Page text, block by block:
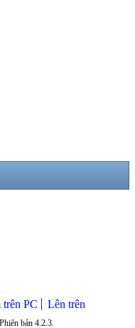
trên PC Lên trên
bản 4.2.3.